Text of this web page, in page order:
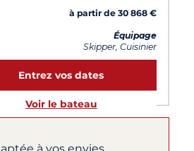
à partir de 30 868 €
Équipage
Skipper, Cuisinier
Entrez vos dates
Voir le bateau
à vos envies